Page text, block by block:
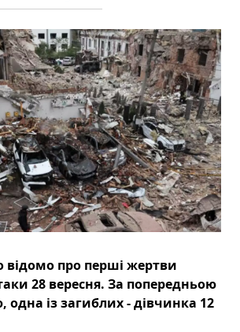
відомо про перші жертви
28 вересня. За попередньою
одна із загиблих - дівчинка 12